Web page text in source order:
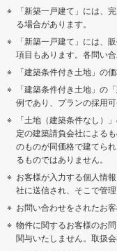
「新築一戸建て」には、
る場合があります。
「新築一戸建て」には、
項目もあります。各問い
「建築条件付き土地」の
「建築条件付き土地」の
例であり、プランの採用可
「土地（建築条件なし）
定の建築請負会社による
のものが同価格で建てら
るものではありません。
お客様が入力する個人情
社に送信され、そこで管理
お問い合わせをされたお
物件に関するお客様のお
関与いたしません。取扱